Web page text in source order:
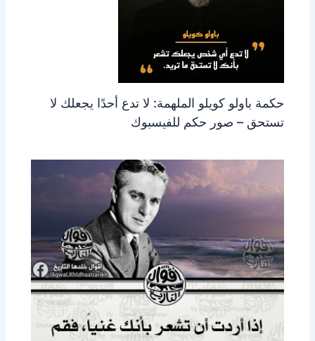
حكمة باولو كويلو الملهمة: لا تدع أحدًا يجعلك لا
تستحق – صور حكم للفيسبوك